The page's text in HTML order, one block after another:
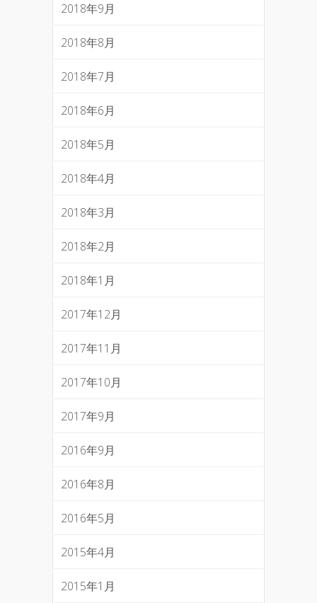
2018年9月
2018年8月
2018年7月
2018年6月
2018年5月
2018年4月
2018年3月
2018年2月
2018年1月
2017年12月
2017年11月
2017年10月
2017年9月
2016年9月
2016年8月
2016年5月
2015年4月
2015年1月